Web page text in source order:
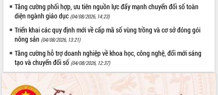
Tăng cường phối hợp, ưu tiên nguồn lực đẩy mạnh chuyển đổi số toàn
diện ngành giáo dục (04/08/2026, 14:23)
Triển khai các quy định mới về cấp mã số vùng trồng và cơ sở đóng gói
nông sản (04/08/2026, 13:21)
Tăng cường hỗ trợ doanh nghiệp về khoa học, công nghệ, đổi mới sáng
tạo và chuyển đổi số (04/08/2026, 12:37)